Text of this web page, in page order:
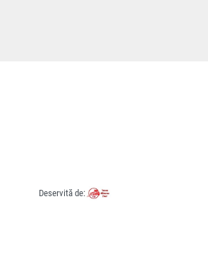
Deservită de: